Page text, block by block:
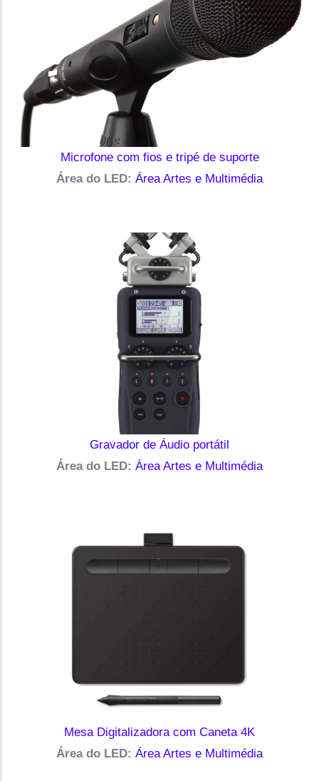
Microfone com fios e tripé de suporte
Área do LED: Área Artes e Multimédia
Gravador de Áudio portátil
Área do LED: Área Artes e Multimédia
Mesa Digitalizadora com Caneta 4K
Área do LED: Área Artes e Multimédia